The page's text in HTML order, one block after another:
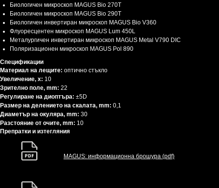
Биологичен микроскоп MAGUS Bio 270T
Биологичен микроскоп MAGUS Bio 290T
Биологичен инвертиран микроскоп MAGUS Bio V360
Флуоресцентен микроскоп MAGUS Lum 450L
Металургичен инвертиран микроскоп MAGUS Metal V790 DIC
Поляризационен микроскоп MAGUS Pol 890
Спецификации
Материал на лещите: оптично стъкло
Увеличение, x: 10
Зрително поле, mm: 22
Регулиране на диоптъра: ±5D
Размер на делението на скалата, mm: 0,1
Диаметър на окуляра, mm: 30
Разстояние от очите, mm: 10
Препратки и изтегляния
MAGUS: информационна брошура (pdf)